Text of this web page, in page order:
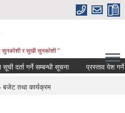
सुनकाेशी र सुखी सुनकाेशी "
दर्ता गर्ने सम्बन्धी सूचना प्रस्ताव पेश गर्ने
तथा कार्यक्रम